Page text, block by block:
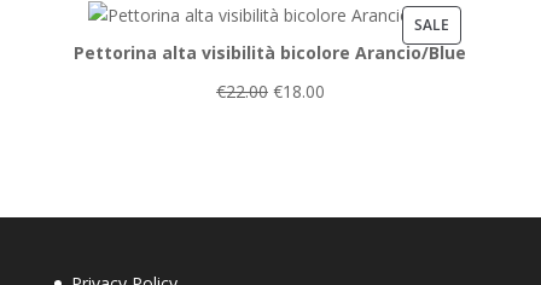
SALE
ON
Pettorina alta visibilità bicolore Arancio/Blue
€22.00 €18.00